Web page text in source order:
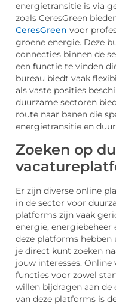
energietransitie is via
zoals CeresGreen
CeresGreen voor
groene energie. Deze
connecties binnen de
een functie te vinden
bureau biedt vaak
als vaste posities
duurzame sectoren
route naar banen die
energietransitie en
Zoeken op
Er zijn diverse online
in de sector voor
platforms zijn vaak
energie,
deze platforms
je direct kunt zoeken
jouw interesses.
functies voor zowel
willen bijdragen aan de
van deze platforms is